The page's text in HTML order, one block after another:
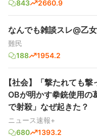
843
2660.9
なんでも雑談スレ@乙
難民
188
1954.2
【社会】「撃たれても
OBが明かす拳銃使用
で射殺」なぜ起きた？
ニュース速報+
680
1393.2